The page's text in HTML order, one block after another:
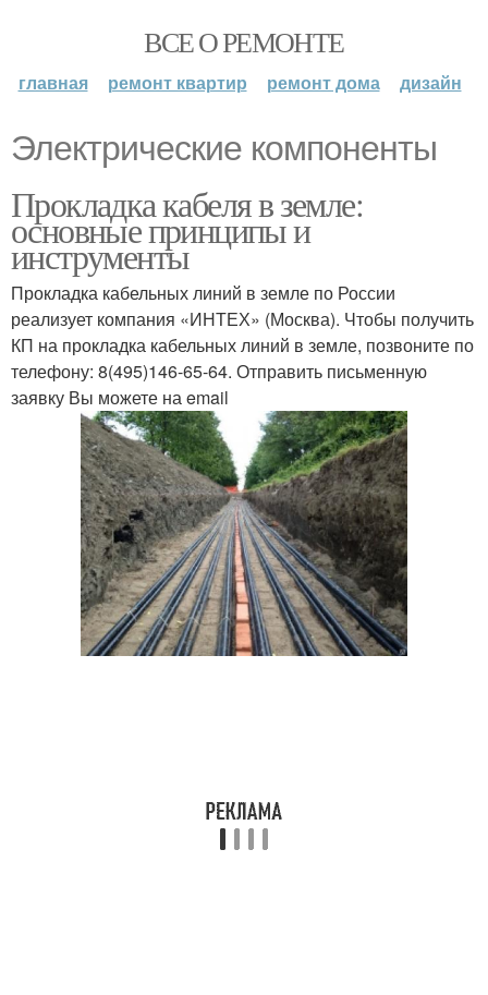
ВСЕ О РЕМОНТЕ
главная ремонт квартир ремонт дома дизайн
Электрические компоненты
Прокладка кабеля в земле:
основные принципы и
инструменты
Прокладка кабельных линий в земле по России
реализует компания «ИНТЕХ» (Москва). Чтобы получить
КП на прокладка кабельных линий в земле, позвоните по
телефону: 8(495)146-65-64. Отправить письменную
заявку Вы можете на email